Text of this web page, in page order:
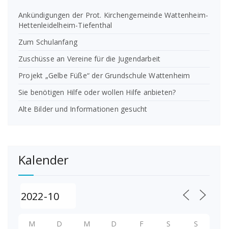
Ankündigungen der Prot. Kirchengemeinde Wattenheim-
Hettenleidelheim-Tiefenthal
Zum Schulanfang
Zuschüsse an Vereine für die Jugendarbeit
Projekt „Gelbe Füße“ der Grundschule Wattenheim
Sie benötigen Hilfe oder wollen Hilfe anbieten?
Alte Bilder und Informationen gesucht
Kalender
M D M D F S S